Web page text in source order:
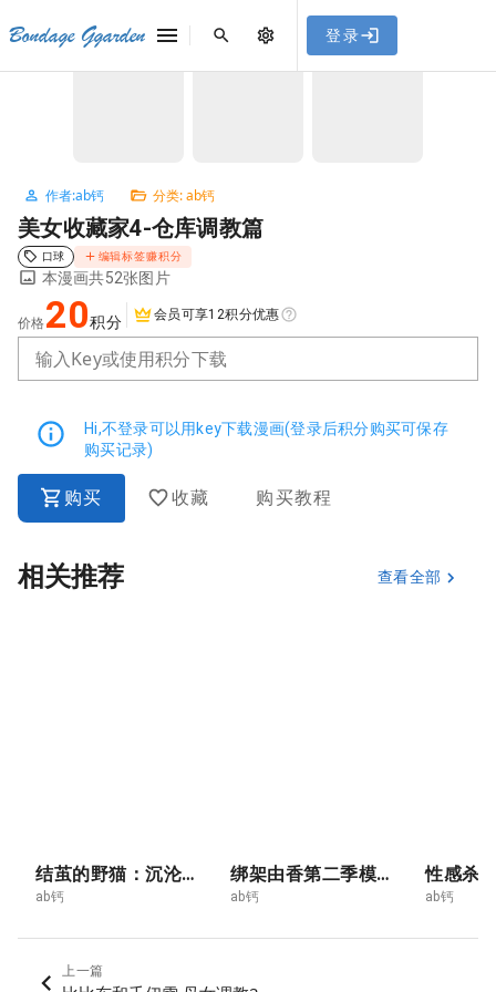
，使用遇到
问题请联系客服。
Bondage Ggarden 登录
首页 / ab钙 / 美女收藏家4-仓库调教篇
作者:ab钙 分类: ab钙
美女收藏家4-仓库调教篇
口球 编辑标签赚积分
本漫画共52张图片
价格 20积分 会员可享12积分优惠
输入Key或使用积分下载
Hi,不登录可以用key下载漫画(登录后积分购买可保存
购买记录)
购买 收藏 购买教程
相关推荐 查看全部
结茧的野猫：沉沦之缚
ab钙
绑架由香第二季模特篇17
ab钙 ab钙
上一篇